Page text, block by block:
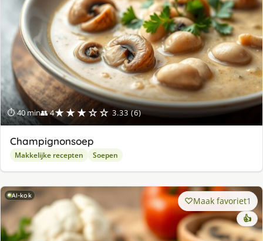
⏱ 40 min👥 4★★★☆☆ 3.33 (6)
Champignonsoep
Makkelijke recepten Soepen
AI-kok Maak favoriet1
👍